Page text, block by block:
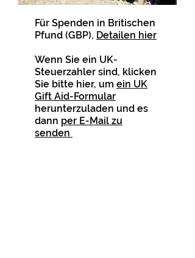
Für Spenden in Britischen
Pfund (GBP), Detailen hier
Wenn Sie ein UK-
Steuerzahler sind, klicken
Sie bitte hier, um ein UK
Gift Aid-Formular
herunterzuladen und es
dann per E-Mail zu
senden